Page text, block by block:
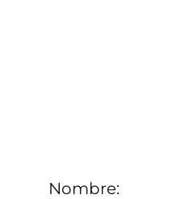
Nombre: